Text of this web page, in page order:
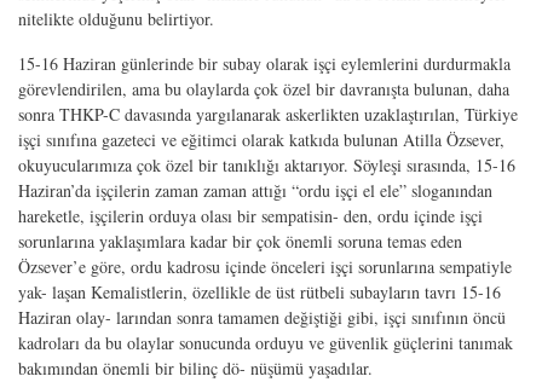
nitelikte olduğunu belirtiyor.
15-16 Haziran günlerinde bir subay olarak işçi eylemlerini durdurmakla
görevlendirilen, ama bu olaylarda çok özel bir davranışta bulunan, daha
sonra THKP-C davasında yargılanarak askerlikten uzaklaştırılan, Türkiye
işçi sınıfına gazeteci ve eğitimci olarak katkıda bulunan Atilla Özsever,
okuyucularımıza çok özel bir tanıklığı aktarıyor. Söyleşi sırasında, 15-16
Haziran’da işçilerin zaman zaman attığı “ordu işçi el ele” sloganından
hareketle, işçilerin orduya olası bir sempatisin- den, ordu içinde işçi
sorunlarına yaklaşımlara kadar bir çok önemli soruna temas eden
Özsever’e göre, ordu kadrosu içinde önceleri işçi sorunlarına sempatiyle
yak- laşan Kemalistlerin, özellikle de üst rütbeli subayların tavrı 15-16
Haziran olay- larından sonra tamamen değiştiği gibi, işçi sınıfının öncü
kadroları da bu olaylar sonucunda orduyu ve güvenlik güçlerini tanımak
bakımından önemli bir bilinç dö- nüşümü yaşadılar.